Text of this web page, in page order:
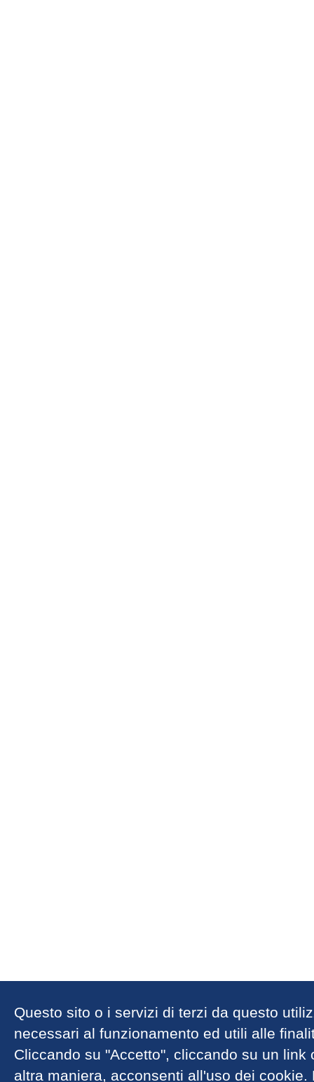
Questo sito o i servizi di terzi da questo
necessari al funzionamento ed utili alle
Cliccando su "Accetto", cliccando su un
altra maniera, acconsenti all'uso dei